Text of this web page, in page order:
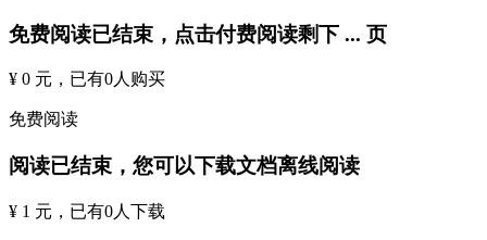
免费阅读已结束，点击付费阅读剩下 ... 页
¥ 0 元 ，已有0人购买
免费阅读
阅读已结束，您可以下载文档离线阅读
¥ 1 元 ，已有0人下载